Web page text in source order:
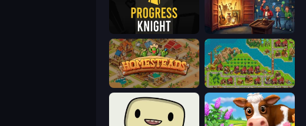
Progress Knight Container Auction
Homesteads: Dream Farm City Idle